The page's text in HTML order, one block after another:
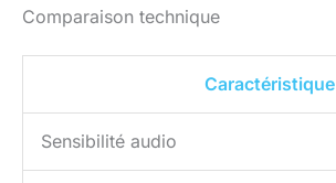
Comparaison technique
Caractéristique
Sensibilité audio